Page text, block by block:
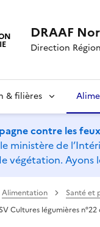
DRAAF
Direction
& filières
contre les
ministère de
végétation. Ayons
Alimentation Santé et
Cultures légumières